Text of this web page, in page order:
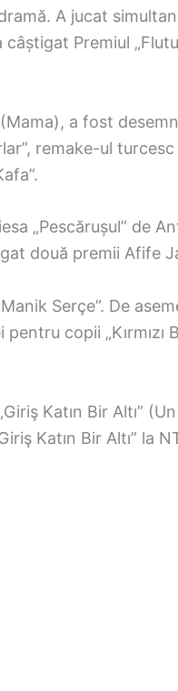
A jucat
câștigat Premiul
(Mama), a fost
remake-ul turcesc
„Pescărușul” de
două premii Afife
Serçe”. De
copii „Kırmızı
Katın Bir Altı”
Katın Bir Altı” la